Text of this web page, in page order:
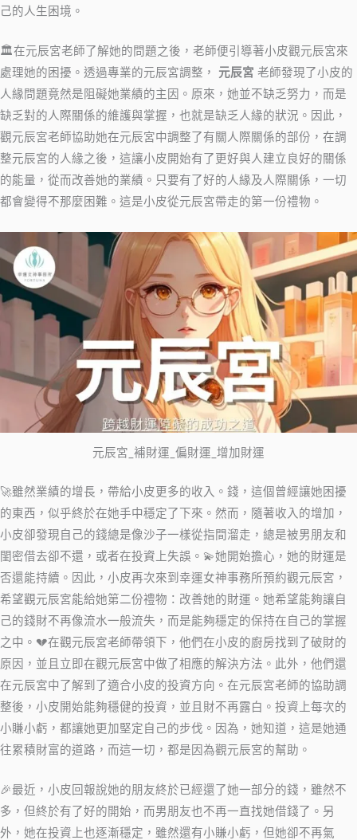
己的人生困境。
🏛️在元辰宮老師了解她的問題之後，老師便引導著小皮觀元辰宮來
處理她的困擾。透過專業的元辰宮調整， 元辰宮 老師發現了小皮的
人緣問題竟然是阻礙她業績的主因。原來，她並不缺乏努力，而是
缺乏對的人際關係的維護與掌握，也就是缺乏人緣的狀況。因此，
觀元辰宮老師協助她在元辰宮中調整了有關人際關係的部份，在調
整元辰宮的人緣之後，這讓小皮開始有了更好與人建立良好的關係
的能量，從而改善她的業績。只要有了好的人緣及人際關係，一切
都會變得不那麼困難。這是小皮從元辰宮帶走的第一份禮物。
元辰宮_補財運_偏財運_增加財運
🚀雖然業績的增長，帶給小皮更多的收入。錢，這個曾經讓她困擾
的東西，似乎終於在她手中穩定了下來。然而，隨著收入的增加，
小皮卻發現自己的錢總是像沙子一樣從指間溜走，總是被男朋友和
閨密借去卻不還，或者在投資上失誤。💫她開始擔心，她的財運是
否還能持續。因此，小皮再次來到幸運女神事務所預約觀元辰宮，
希望觀元辰宮能給她第二份禮物：改善她的財運。她希望能夠讓自
己的錢財不再像流水一般流失，而是能夠穩定的保持在自己的掌握
之中。💔在觀元辰宮老師帶領下，他們在小皮的廚房找到了破財的
原因，並且立即在觀元辰宮中做了相應的解決方法。此外，他們還
在元辰宮中了解到了適合小皮的投資方向。在元辰宮老師的協助調
整後，小皮開始能夠穩健的投資，並且財不再露白。投資上每次的
小賺小虧，都讓她更加堅定自己的步伐。因為，她知道，這是她通
往累積財富的道路，而這一切，都是因為觀元辰宮的幫助。
🎉最近，小皮回報說她的朋友終於已經還了她一部分的錢，雖然不
多，但終於有了好的開始，而男朋友也不再一直找她借錢了。另
外，她在投資上也逐漸穩定，雖然還有小賺小虧，但她卻不再氣